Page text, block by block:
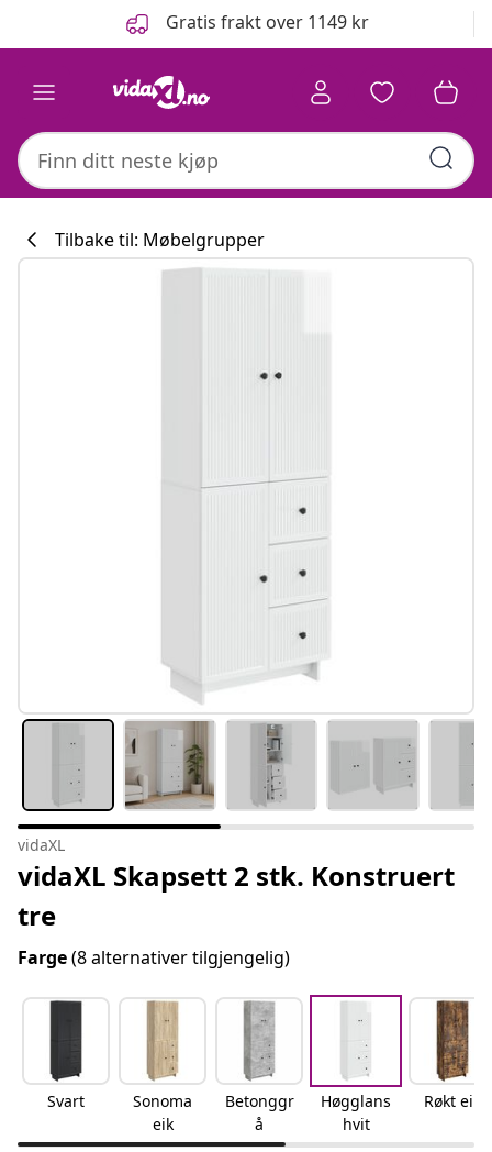
Gratis frakt over 1149 kr
Tilbake til: Møbelgrupper
vidaXL
vidaXL Skapsett 2 stk. Konstruert
tre
Farge(8 alternativer tilgjengelig)
Svart
Sonoma
eik
Betonggr
å
Høgglans
hvit
Røkt eik